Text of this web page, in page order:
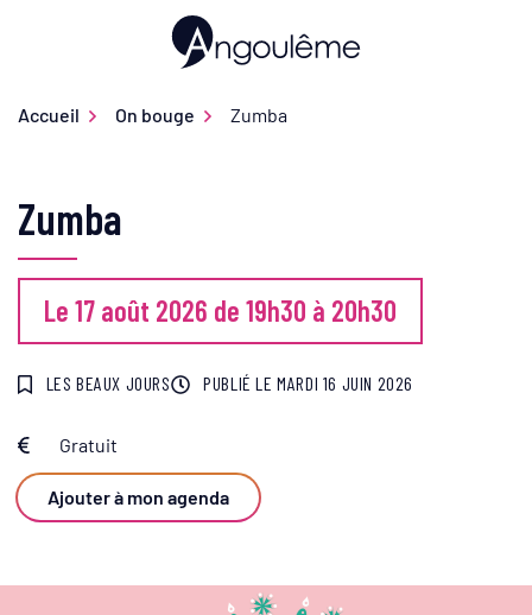
Ville d'Angoulême
Accueil On bouge Zumba
Zumba
Le 17 août 2026 de 19h30 à 20h30
LES BEAUX JOURS PUBLIÉ LEMARDI 16 JUIN 2026
Infos utiles
Gratuit
Ajouter à mon agenda